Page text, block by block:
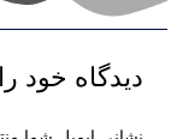
دیدگاه‌ خود